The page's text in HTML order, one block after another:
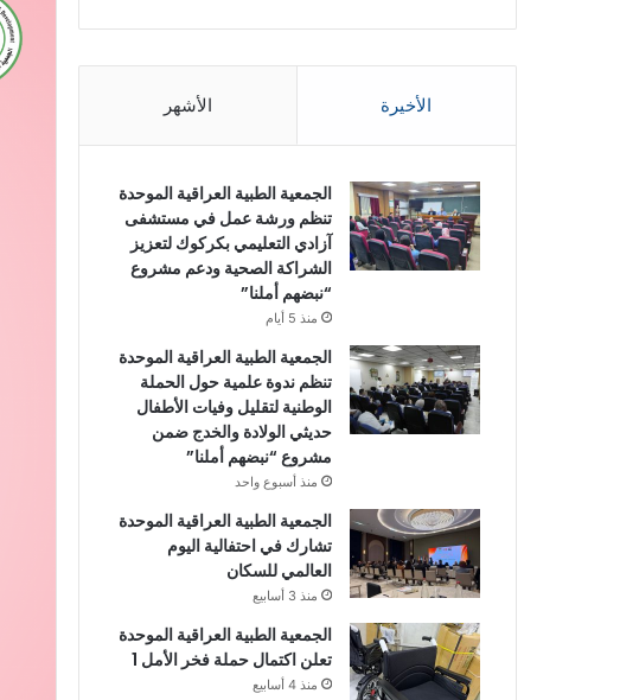
الأخيرة الأشهر
الجمعية الطبية العراقية الموحدة
تنظم ورشة عمل في مستشفى
آزادي التعليمي بكركوك لتعزيز
الشراكة الصحية ودعم مشروع
“نبضهم أملنا”
منذ 5 أيام
الجمعية الطبية العراقية الموحدة
تنظم ندوة علمية حول الحملة
الوطنية لتقليل وفيات الأطفال
حديثي الولادة والخدج ضمن
مشروع “نبضهم أملنا”
منذ أسبوع واحد
الجمعية الطبية العراقية الموحدة
تشارك في احتفالية اليوم
العالمي للسكان
منذ 3 أسابيع
الجمعية الطبية العراقية الموحدة
تعلن اكتمال حملة فخر الأمل 1
منذ 4 أسابيع